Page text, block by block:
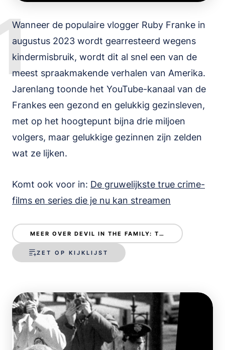
Wanneer de populaire vlogger Ruby Franke in
augustus 2023 wordt gearresteerd wegens
kindermisbruik, wordt dit al snel een van de
meest spraakmakende verhalen van Amerika.
Jarenlang toonde het YouTube-kanaal van de
Frankes een gezond en gelukkig gezinsleven,
met op het hoogtepunt bijna drie miljoen
volgers, maar gelukkige gezinnen zijn zelden
wat ze lijken.
Komt ook voor in: De gruwelijkste true crime-
films en series die je nu kan streamen
MEER OVER DEVIL IN THE FAMILY: THE FALL OF RUBY FRANKE
ZET OP KIJKLIJST